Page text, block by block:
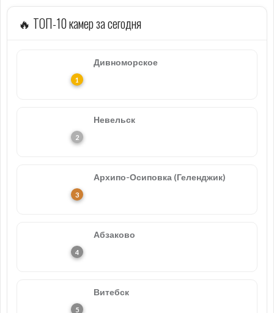
🔥 ТОП-10 камер за сегодня
Дивноморское
Невельск
Архипо-Осиповка (Геленджик)
Абзаково
Витебск